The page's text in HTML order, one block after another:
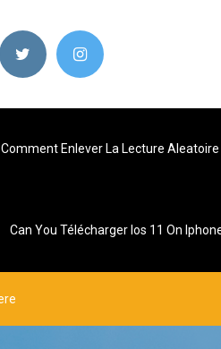
Comment Enlever La Lecture
Can You Télécharger Ios 11 On